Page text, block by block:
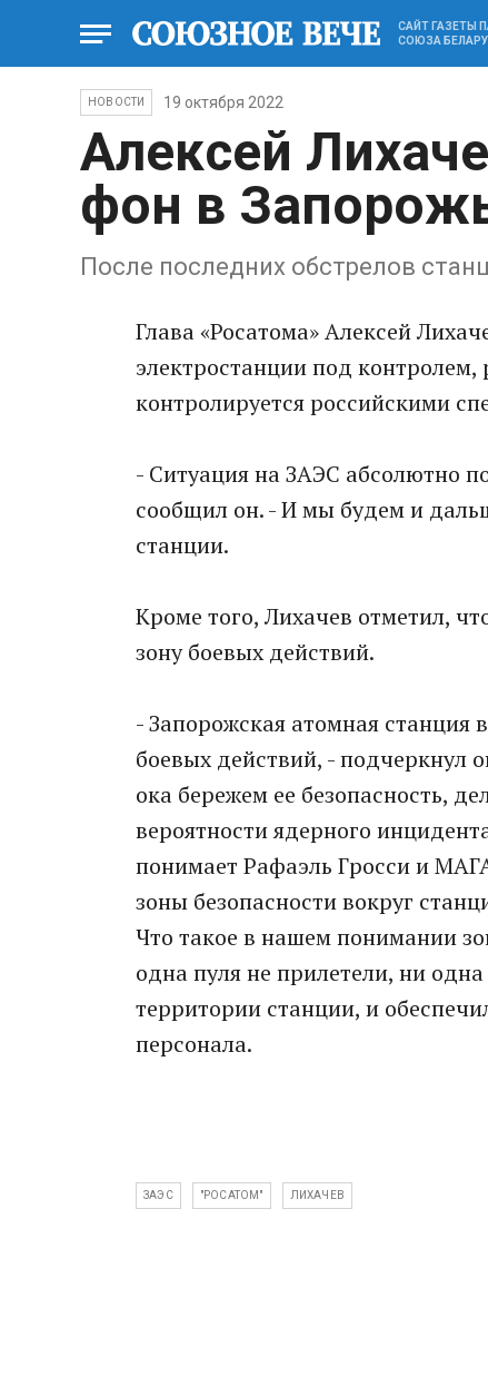
САЙТ ГАЗЕТЫ
СОЮЗА
НОВОСТИ 19 октября 2022
Алексей
фон в
После последних обстрелов
Глава «Росатома» Алексей
электростанции под
контролируется российскими
- Ситуация на ЗАЭС абсолютно
сообщил он. - И мы будем и
станции.
Кроме того, Лихачев отметил,
зону боевых действий.
- Запорожская атомная станция
боевых действий, - подчеркнул
ока бережем ее безопасность,
вероятности ядерного
понимает Рафаэль Гросси и
зоны безопасности вокруг
Что такое в нашем понимании
одна пуля не прилетели, ни
территории станции, и
персонала.
ЗАЭС "РОСАТОМ" ЛИХАЧЕВ